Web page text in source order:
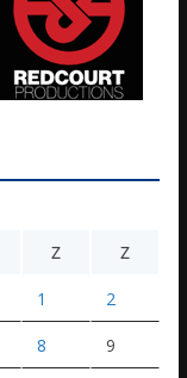
Z Z
1 2
8 9